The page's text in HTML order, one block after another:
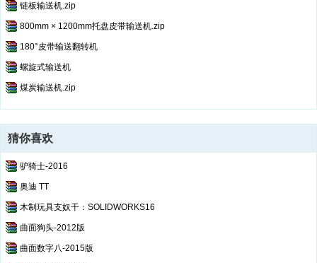
链板输送机.zip
800mm × 1200mm托盘皮带输送机.zip
180°皮带输送翻转机
螺旋式输送机
煤炭输送机.zip
猜你喜欢
驴骑士-2016
奥迪 TT
木制玩具支奴干：SOLIDWORKS16
曲面狗头-2012版
曲面数字八-2015版